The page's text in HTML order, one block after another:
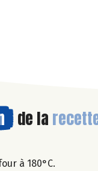
de la
à 180°C.